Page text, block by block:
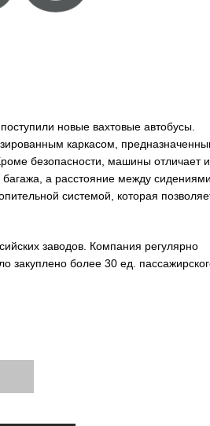
новые вахтовые автобусы.
каркасом,
безопасности, машины отличает и
а расстояние между
системой, которая
заводов. Компания регулярно
закуплено более 30 ед.